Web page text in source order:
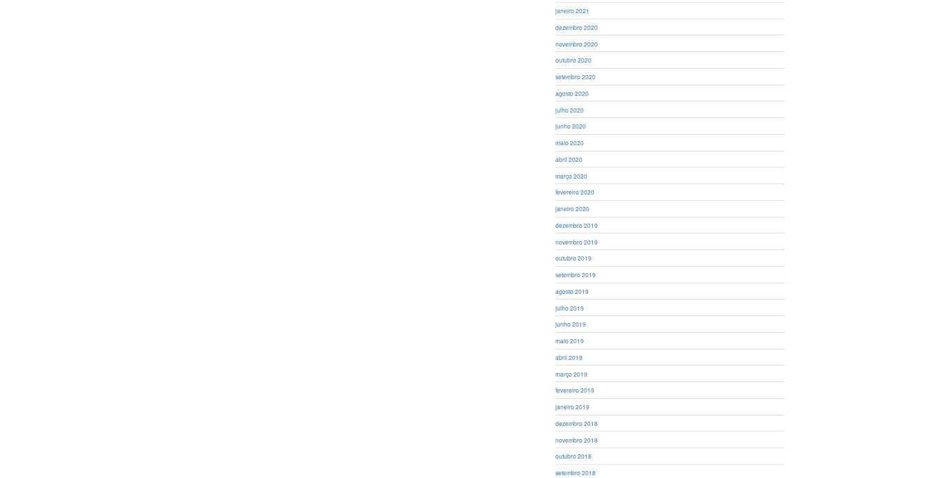
janeiro 2021
dezembro 2020
novembro 2020
outubro 2020
setembro 2020
agosto 2020
julho 2020
junho 2020
maio 2020
abril 2020
março 2020
fevereiro 2020
janeiro 2020
dezembro 2019
novembro 2019
outubro 2019
setembro 2019
agosto 2019
julho 2019
junho 2019
maio 2019
abril 2019
março 2019
fevereiro 2019
janeiro 2019
dezembro 2018
novembro 2018
outubro 2018
setembro 2018